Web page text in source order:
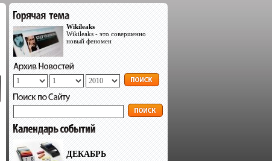
Wikileaks
Wikileaks - это совершенно
новый феномен
ДЕКАБРЬ